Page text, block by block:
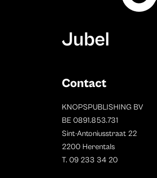
Jubel
Contact
KNOPSPUBLISHING BV
BE 0891.853.731
Sint-Antoniusstraat 22
2200 Herentals
T. 09 233 34 20